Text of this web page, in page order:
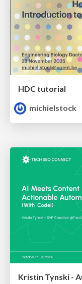
HDC tutorial
michielstock